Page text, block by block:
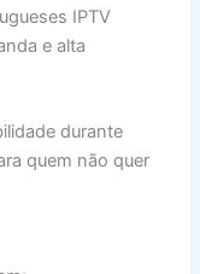
IPTV
e alta
durante
quem não quer